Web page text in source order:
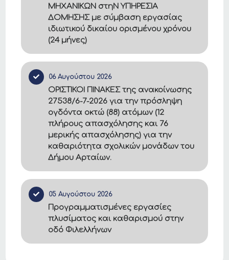
ΜΗΧΑΝΙΚΩΝ στηΝ ΥΠΗΡΕΣΙΑ
ΔΟΜΗΣΗΣ με σύμβαση εργασίας
ιδιωτικού δικαίου ορισμένου χρόνου
(24 μήνες)
06 Αυγούστου 2026
ΟΡΙΣΤΙΚΟΙ ΠΙΝΑΚΕΣ της ανακοίνωσης
27538/6-7-2026 για την πρόσληψη
ογδόντα οκτώ (88) ατόμων (12
πλήρους απασχόλησης και 76
μερικής απασχόλησης) για την
καθαριότητα σχολικών μονάδων του
Δήμου Αρταίων.
05 Αυγούστου 2026
Προγραμματισμένες εργασίες
πλυσίματος και καθαρισμού στην
οδό Φιλελλήνων